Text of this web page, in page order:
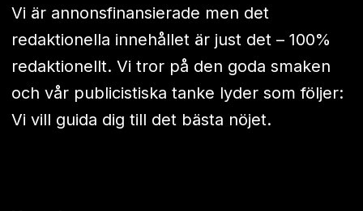
Vi är annonsfinansierade men det
redaktionella innehållet är just det – 100%
redaktionellt. Vi tror på den goda smaken
och vår publicistiska tanke lyder som följer:
Vi vill guida dig till det bästa nöjet.